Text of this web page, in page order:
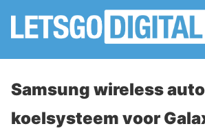
Samsung wireless
koelsysteem voor